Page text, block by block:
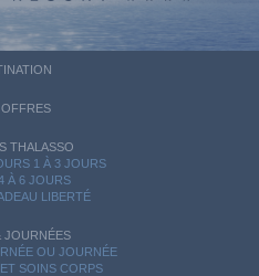
THALASSO
1 À 3 JOURS
À 6 JOURS
LIBERTÉ
JOURNÉES
OU JOURNÉE
SOINS CORPS